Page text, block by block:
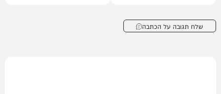
שלח תגובה על הכתבה